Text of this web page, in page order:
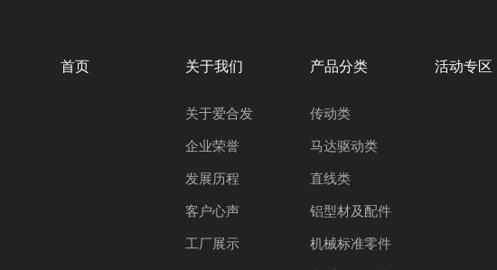
首页 关于我们
关于爱合发
企业荣誉
发展历程
客户心声
工厂展示
产品分类
传动类
马达驱动类
直线类
铝型材及配件
机械标准零件
活动专区